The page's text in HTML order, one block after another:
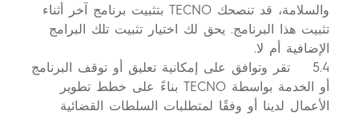
والسلامة، قد تنصحك TECNO بتثبيت برنامج آخر أثناء
تثبيت هذا البرنامج. يحق لك اختيار تثبيت تلك البرامج
الإضافية أم لا.
5.4 تقر وتوافق على إمكانية تعليق أو توقف البرنامج
أو الخدمة بواسطة TECNO بناءً على خطط تطوير
الأعمال لدينا أو وفقًا لمتطلبات السلطات القضائية